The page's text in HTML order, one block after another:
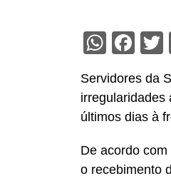
Servidores da
irregularidades
últimos dias à
De acordo
o recebimento